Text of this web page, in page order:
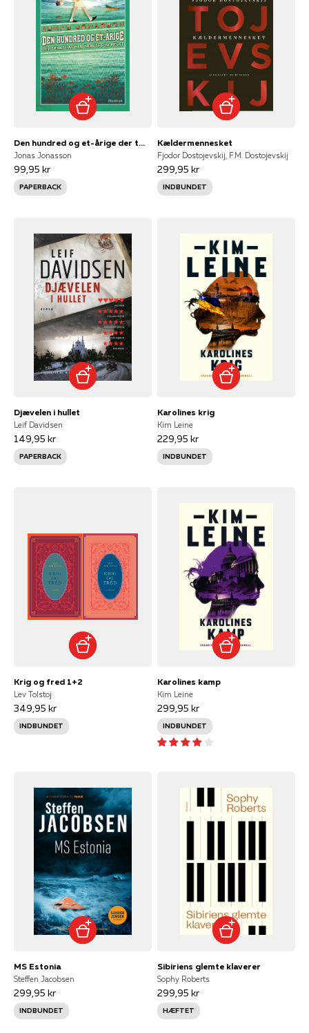
Den hundred og et-årige der tænkte at han tænkte for meget
Jonas Jonasson
99,95 kr
PAPERBACK
Kældermennesket
Fjodor Dostojevskij, F.M. Dostojevskij
299,95 kr
INDBUNDET
Djævelen i hullet
Leif Davidsen
149,95 kr
PAPERBACK
Karolines krig
Kim Leine
229,95 kr
INDBUNDET
Krig og fred 1+2
Lev Tolstoj
349,95 kr
INDBUNDET
Karolines kamp
Kim Leine
299,95 kr
INDBUNDET
MS Estonia
Steffen Jacobsen
299,95 kr
INDBUNDET
Sibiriens glemte klaverer
Sophy Roberts
299,95 kr
HÆFTET